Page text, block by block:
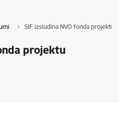
SIF izsludina NVO fonda projektu
projektu